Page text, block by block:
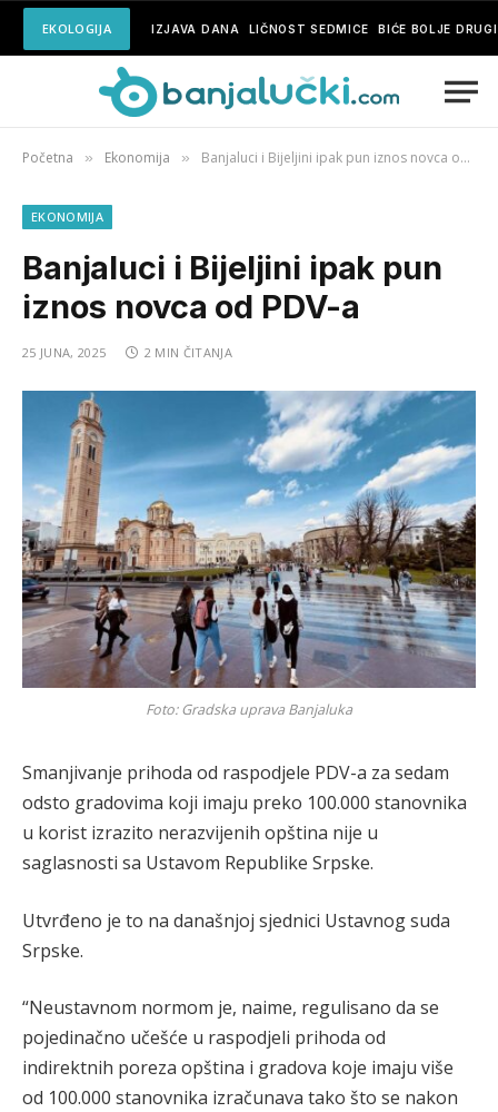
EKOLOGIJA IZJAVA DANA LIČNOST SEDMICE BIĆE BOLJE
Početna » Ekonomija » Banjaluci i Bijeljini ipak pun iznos novca od PDV-a
EKONOMIJA
Banjaluci i Bijeljini ipak pun
iznos novca od PDV-a
25 JUNA, 2025 2 MIN ČITANJA
Foto: Gradska uprava Banjaluka
Smanjivanje prihoda od raspodjele PDV-a za sedam
odsto gradovima koji imaju preko 100.000 stanovnika
u korist izrazito nerazvijenih opština nije u
saglasnosti sa Ustavom Republike Srpske.
Utvrđeno je to na današnjoj sjednici Ustavnog suda
Srpske.
“Neustavnom normom je, naime, regulisano da se
pojedinačno učešće u raspodjeli prihoda od
indirektnih poreza opština i gradova koje imaju više
od 100.000 stanovnika izračunava tako što se nakon